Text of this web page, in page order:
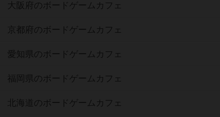
大阪府のボードゲームカフェ
京都府のボードゲームカフェ
愛知県のボードゲームカフェ
福岡県のボードゲームカフェ
北海道のボードゲームカフェ